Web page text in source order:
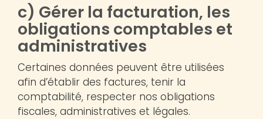
c) Gérer la facturation, les
obligations comptables et
administratives
Certaines données peuvent être utilisées
afin d’établir des factures, tenir la
comptabilité, respecter nos obligations
fiscales, administratives et légales.